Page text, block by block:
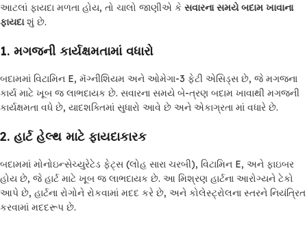
આટલાં ફાયદા મળતા હોય, તો ચાલો જાણીએ કે સવારના સમયે બદામ ખાવાના
ફાયદાશું છે.
1. મગજની કાર્યક્ષમતામાં વધારો
બદામમાં વિટામિન E, મૅગ્નીશિયમ અને ઓમેગા-3 ફેટી એસિડ્સ છે, જે મગજના
કાર્ય માટે ખૂબ જ લાભદાયક છે. સવારના સમયે બે-ત્રણ બદામ ખાવાથી મગજની
કાર્યક્ષમતા વધે છે, યાદશક્તિમાં સુધારો આવે છે અને એકાગ્રતા માં વધારે છે.
2. હાર્ટ હેલ્થ માટે ફાયદાકારક
બદામમાં મોનોઇન્સેચ્યુરેટેડ ફેટ્સ (લોહ સારા ચરબી), વિટામિન E, અને ફાઇબર
હોય છે, જે હાર્ટ માટે ખૂબ જ લાભદાયક છે. આ મિશ્રણ હાર્ટના આરોગ્યને ટેકો
આપે છે, હાર્ટના રોગોને રોકવામાં મદદ કરે છે, અને કોલેસ્ટ્રોલના સ્તરને નિયંત્રિત
કરવામાં મદદરૂપ છે.